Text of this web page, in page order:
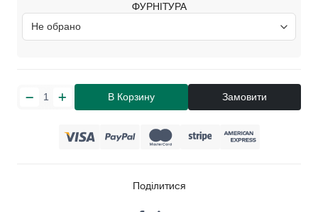
ФУРНІТУРА
В Корзину Замовити
Поділитися